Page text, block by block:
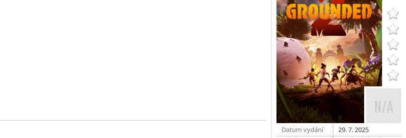
N/A
Datum vydání
29. 7. 2025